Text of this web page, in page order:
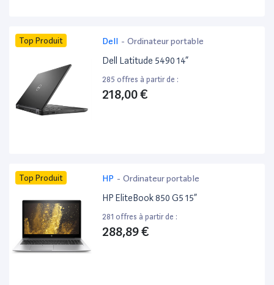
Top Produit Dell - Ordinateur portable
Dell Latitude 5490 14”
285 offres à partir de :
218,00 €
Top Produit HP - Ordinateur portable
HP EliteBook 850 G5 15”
281 offres à partir de :
288,89 €